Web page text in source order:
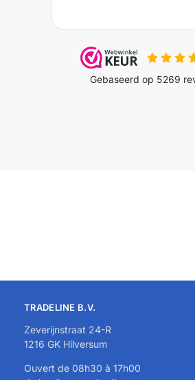
TRADELINE B.V.
Zeverijnstraat 24-R
1216 GK Hilversum
Ouvert de 08h30 à 17h00